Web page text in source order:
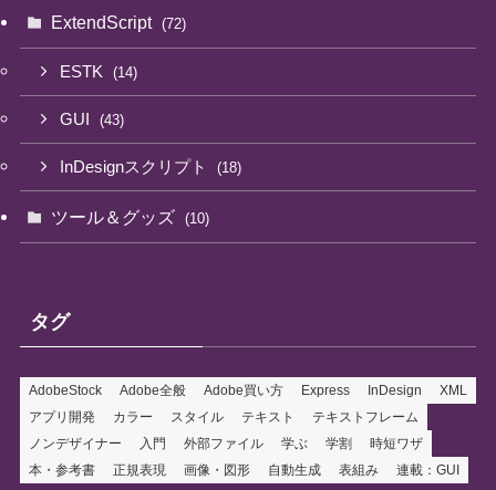
ExtendScript (72)
ESTK (14)
GUI (43)
InDesignスクリプト (18)
ツール＆グッズ (10)
タグ
AdobeStock Adobe全般 Adobe買い方 Express InDesign
XML
アプリ開発
カラー スタイル テキスト
テキストフレーム
ノンデザイナー
入門 外部ファイル 学ぶ 学割
時短ワザ
本・参考書
正規表現 画像・図形 自動生成 表組み 連載：GUI